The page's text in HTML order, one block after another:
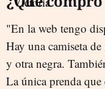
"En la web tengo
Hay una camiseta
y otra negra.
La única prenda que